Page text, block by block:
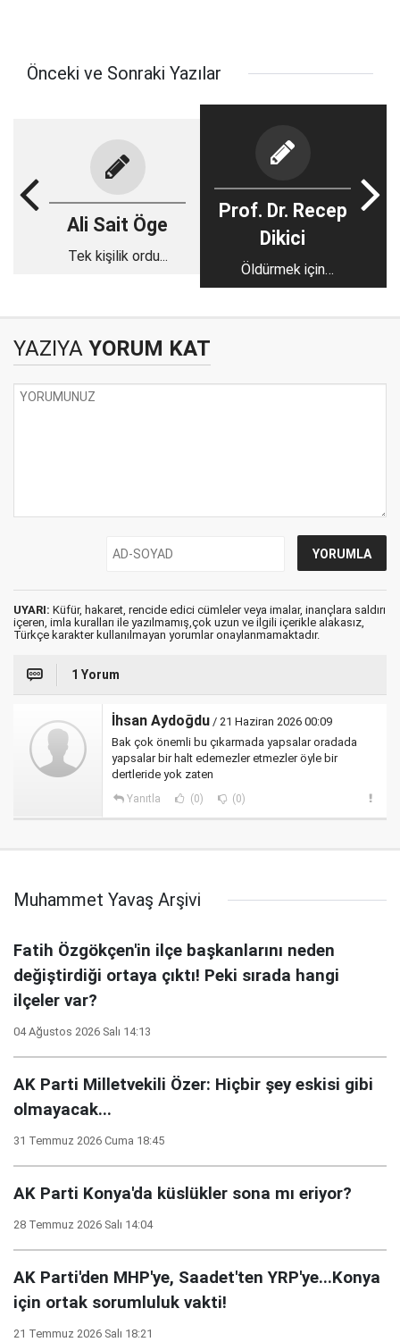
Önceki ve Sonraki Yazılar
Ali Sait Öge
Tek kişilik ordu...
Prof. Dr. Recep
Dikici
Öldürmek için
anlaştılar
YAZIYA YORUM KAT
UYARI: Küfür, hakaret, rencide edici cümleler veya imalar, inançlara saldırı
içeren, imla kuralları ile yazılmamış,çok uzun ve ilgili içerikle alakasız,
Türkçe karakter kullanılmayan yorumlar onaylanmamaktadır.
1 Yorum
İhsan Aydoğdu / 21 Haziran 2026 00:09
Bak çok önemli bu çıkarmada yapsalar oradada
yapsalar bir halt edemezler etmezler öyle bir
dertleride yok zaten
Yanıtla (0) (0)
Muhammet Yavaş Arşivi
Fatih Özgökçen'in ilçe başkanlarını neden
değiştirdiği ortaya çıktı! Peki sırada hangi
ilçeler var?
04 Ağustos 2026 Salı 14:13
AK Parti Milletvekili Özer: Hiçbir şey eskisi gibi
olmayacak...
31 Temmuz 2026 Cuma 18:45
AK Parti Konya'da küslükler sona mı eriyor?
28 Temmuz 2026 Salı 14:04
AK Parti'den MHP'ye, Saadet'ten YRP'ye...Konya
için ortak sorumluluk vakti!
21 Temmuz 2026 Salı 18:21